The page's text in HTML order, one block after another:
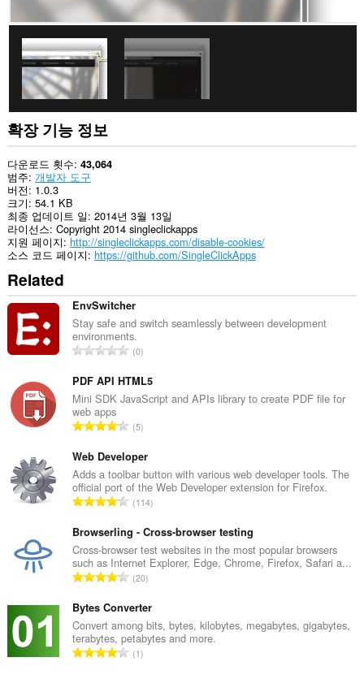
할
이
확
장
기
능
은
웹
사
이
트
에
서
키,
JavaScript
및
그
인
기
능
을
수
있
를
는
설
정
을
조
확장 기능 정보
다운로드 횟수 43,064
범주 개발자 도구
버전 1.0.3
크기 54.1 KB
최종 업데이트 일 2014년 3월 13일
라이선스 Copyright 2014 singleclickapps
지원 페이지 http://singleclickapps.com/disable-cookies/
소스 코드 페이지 https://github.com/SingleClickApps
Related
EnvSwitcher
Stay safe and switch seamlessly between development
environments.
총
급
수
0
PDF API HTML5
Mini SDK JavaScript and APIs library to create PDF file for
web apps
총
급
수
:
5
Web Developer
Adds a toolbar button with various web developer tools. The
official port of the Web Developer extension for Firefox.
총
급
수
:
114
Browserling - Cross-browser testing
Cross-browser test websites in the most popular browsers
such as Internet Explorer, Edge, Chrome, Firefox, Safari a...
총
급
수
:
20
Bytes Converter
Convert among bits, bytes, kilobytes, megabytes, gigabytes,
terabytes, petabytes and more.
총
1